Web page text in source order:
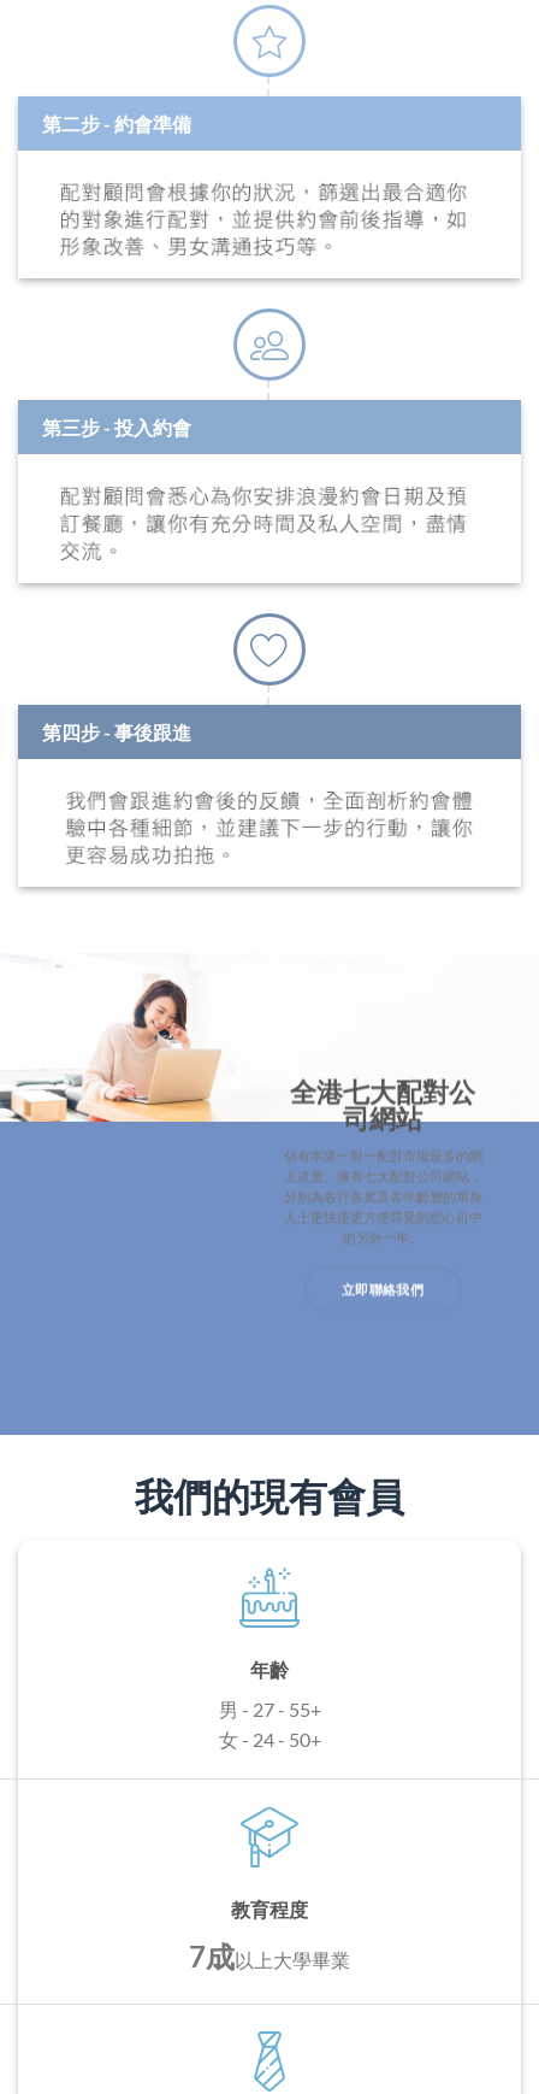
第二步 - 約會準備
第三步 - 投入約會
第四步 - 事後跟進
全港七大配對公
司網站
佔有本港一對一配對市場最多的網
上流量。擁有七大配對公司網站，
分別為各行各業及各年齡層的單身
人士更快捷更方便尋覓到您心目中
的另外一半。
立即聯絡我們
我們的現有會員
年齡
男 - 27 - 55+
女 - 24 - 50+
教育程度
7成以上大學畢業